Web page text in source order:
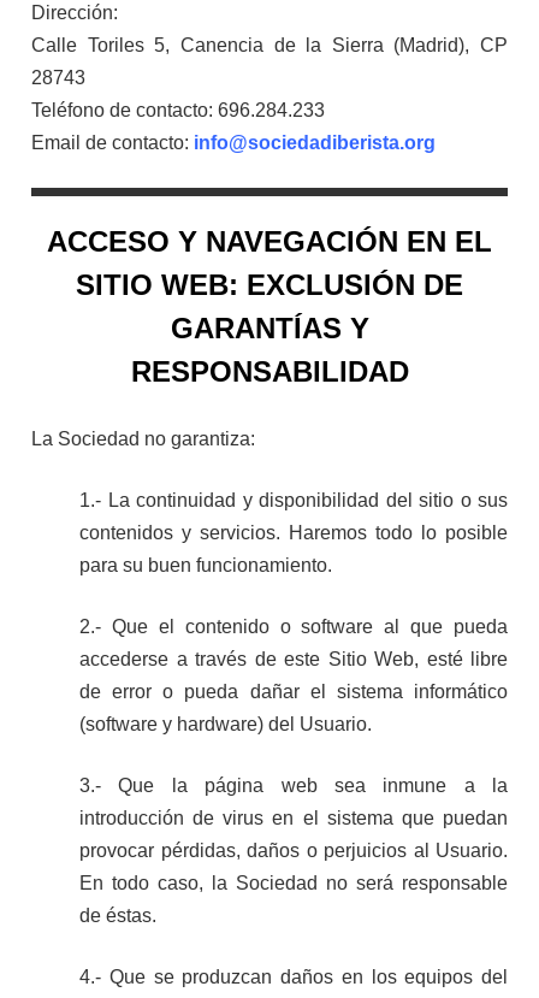
Dirección:
Calle Toriles 5, Canencia de la Sierra (Madrid), CP
28743
Teléfono de contacto: 696.284.233
Email de contacto: info@sociedadiberista.org
ACCESO Y NAVEGACIÓN EN EL
SITIO WEB: EXCLUSIÓN DE
GARANTÍAS Y
RESPONSABILIDAD
La Sociedad no garantiza:
1.- La continuidad y disponibilidad del sitio o sus
contenidos y servicios. Haremos todo lo posible
para su buen funcionamiento.
2.- Que el contenido o software al que pueda
accederse a través de este Sitio Web, esté libre
de error o pueda dañar el sistema informático
(software y hardware) del Usuario.
3.- Que la página web sea inmune a la
introducción de virus en el sistema que puedan
provocar pérdidas, daños o perjuicios al Usuario.
En todo caso, la Sociedad no será responsable
de éstas.
4.- Que se produzcan daños en los equipos del